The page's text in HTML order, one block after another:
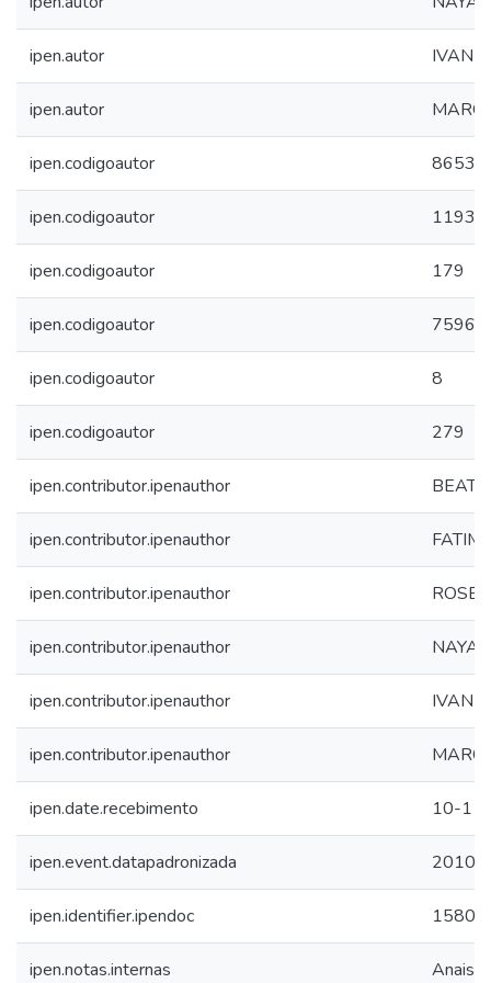
ipen.autor IVAN
ipen.autor
ipen.codigoautor 8653
ipen.codigoautor 1193
ipen.codigoautor 179
ipen.codigoautor 7596
ipen.codigoautor 8
ipen.codigoautor 279
ipen.contributor.ipenauthor
ipen.contributor.ipenauthor
ipen.contributor.ipenauthor
ipen.contributor.ipenauthor
ipen.contributor.ipenauthor IVAN
ipen.contributor.ipenauthor
ipen.date.recebimento 10-11
ipen.event.datapadronizada 2010
ipen.identifier.ipendoc 15804
ipen.notas.internas Anais